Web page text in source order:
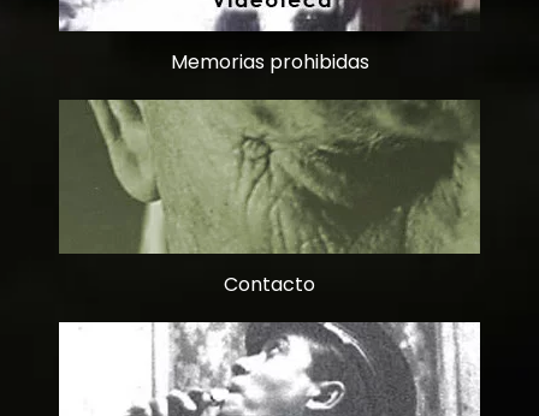
Memorias prohibidas
Contacto